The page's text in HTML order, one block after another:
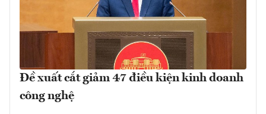
Đề xuất cắt giảm 47 điều kiện kinh doanh
công nghệ